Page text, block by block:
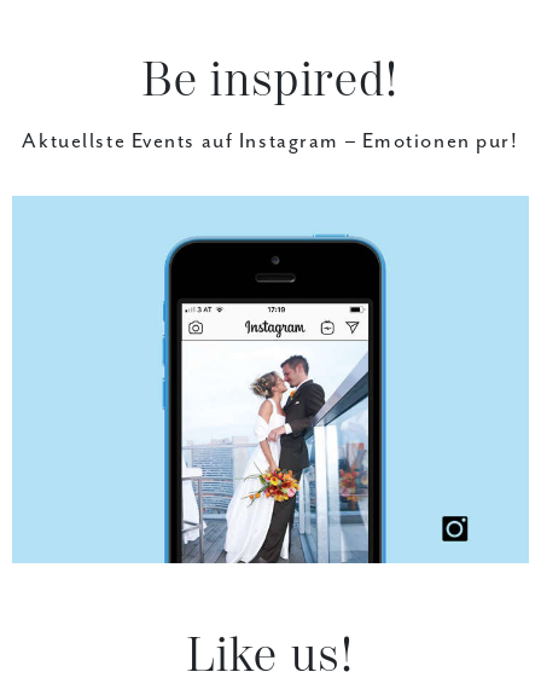
Be inspired!
Aktuellste Events auf Instagram – Emotionen pur!
Like us!